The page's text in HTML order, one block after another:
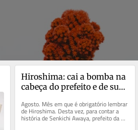
Hiroshima: cai a bomba na
cabeça do prefeito e de sua
Agosto. Mês em que é obrigatório lembrar
de Hiroshima. Desta vez, para contar a
história de Senkichi Awaya, prefeito da
cidade, e de sua netinha...